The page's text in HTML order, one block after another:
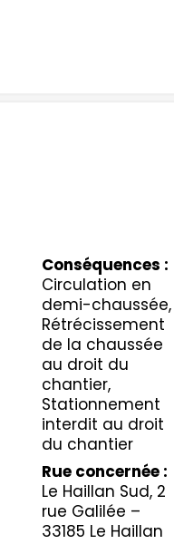
Conséquences :
Circulation en
demi-chaussée,
Rétrécissement
de la chaussée
au droit du
chantier,
Stationnement
interdit au droit
du chantier
Rue concernée :
Le Haillan Sud, 2
rue Galilée –
33185 Le Haillan